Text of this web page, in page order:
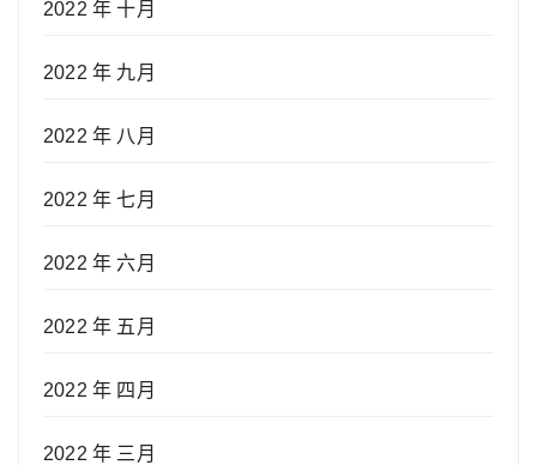
2022 年 十月
2022 年 九月
2022 年 八月
2022 年 七月
2022 年 六月
2022 年 五月
2022 年 四月
2022 年 三月